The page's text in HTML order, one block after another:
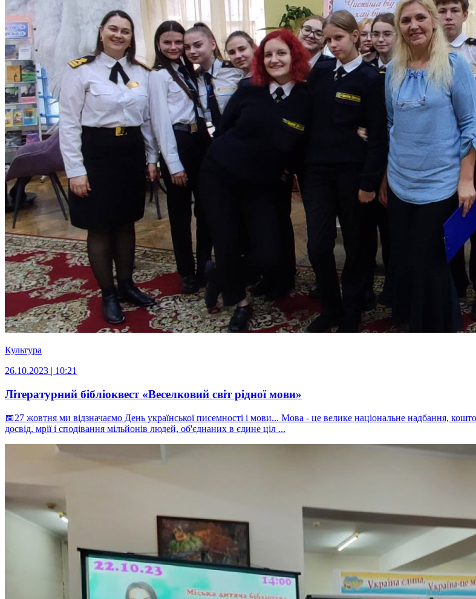
Культура
26.10.2023 | 10:21
Літературний бібліоквест «Веселковий світ рідної мови»
📅27 жовтня ми відзначаємо День української писемності і мови... Мова - це велике національне надбання,
досвід, мрії і сподівання мільйонів людей, об'єднаних в єдине ціл ...